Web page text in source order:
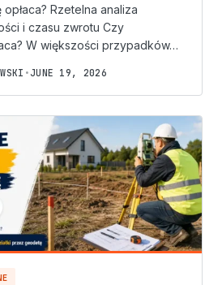
Rzetelna analiza
i czasu zwrotu Czy
W większości przypadków…
• JUNE 19, 2026